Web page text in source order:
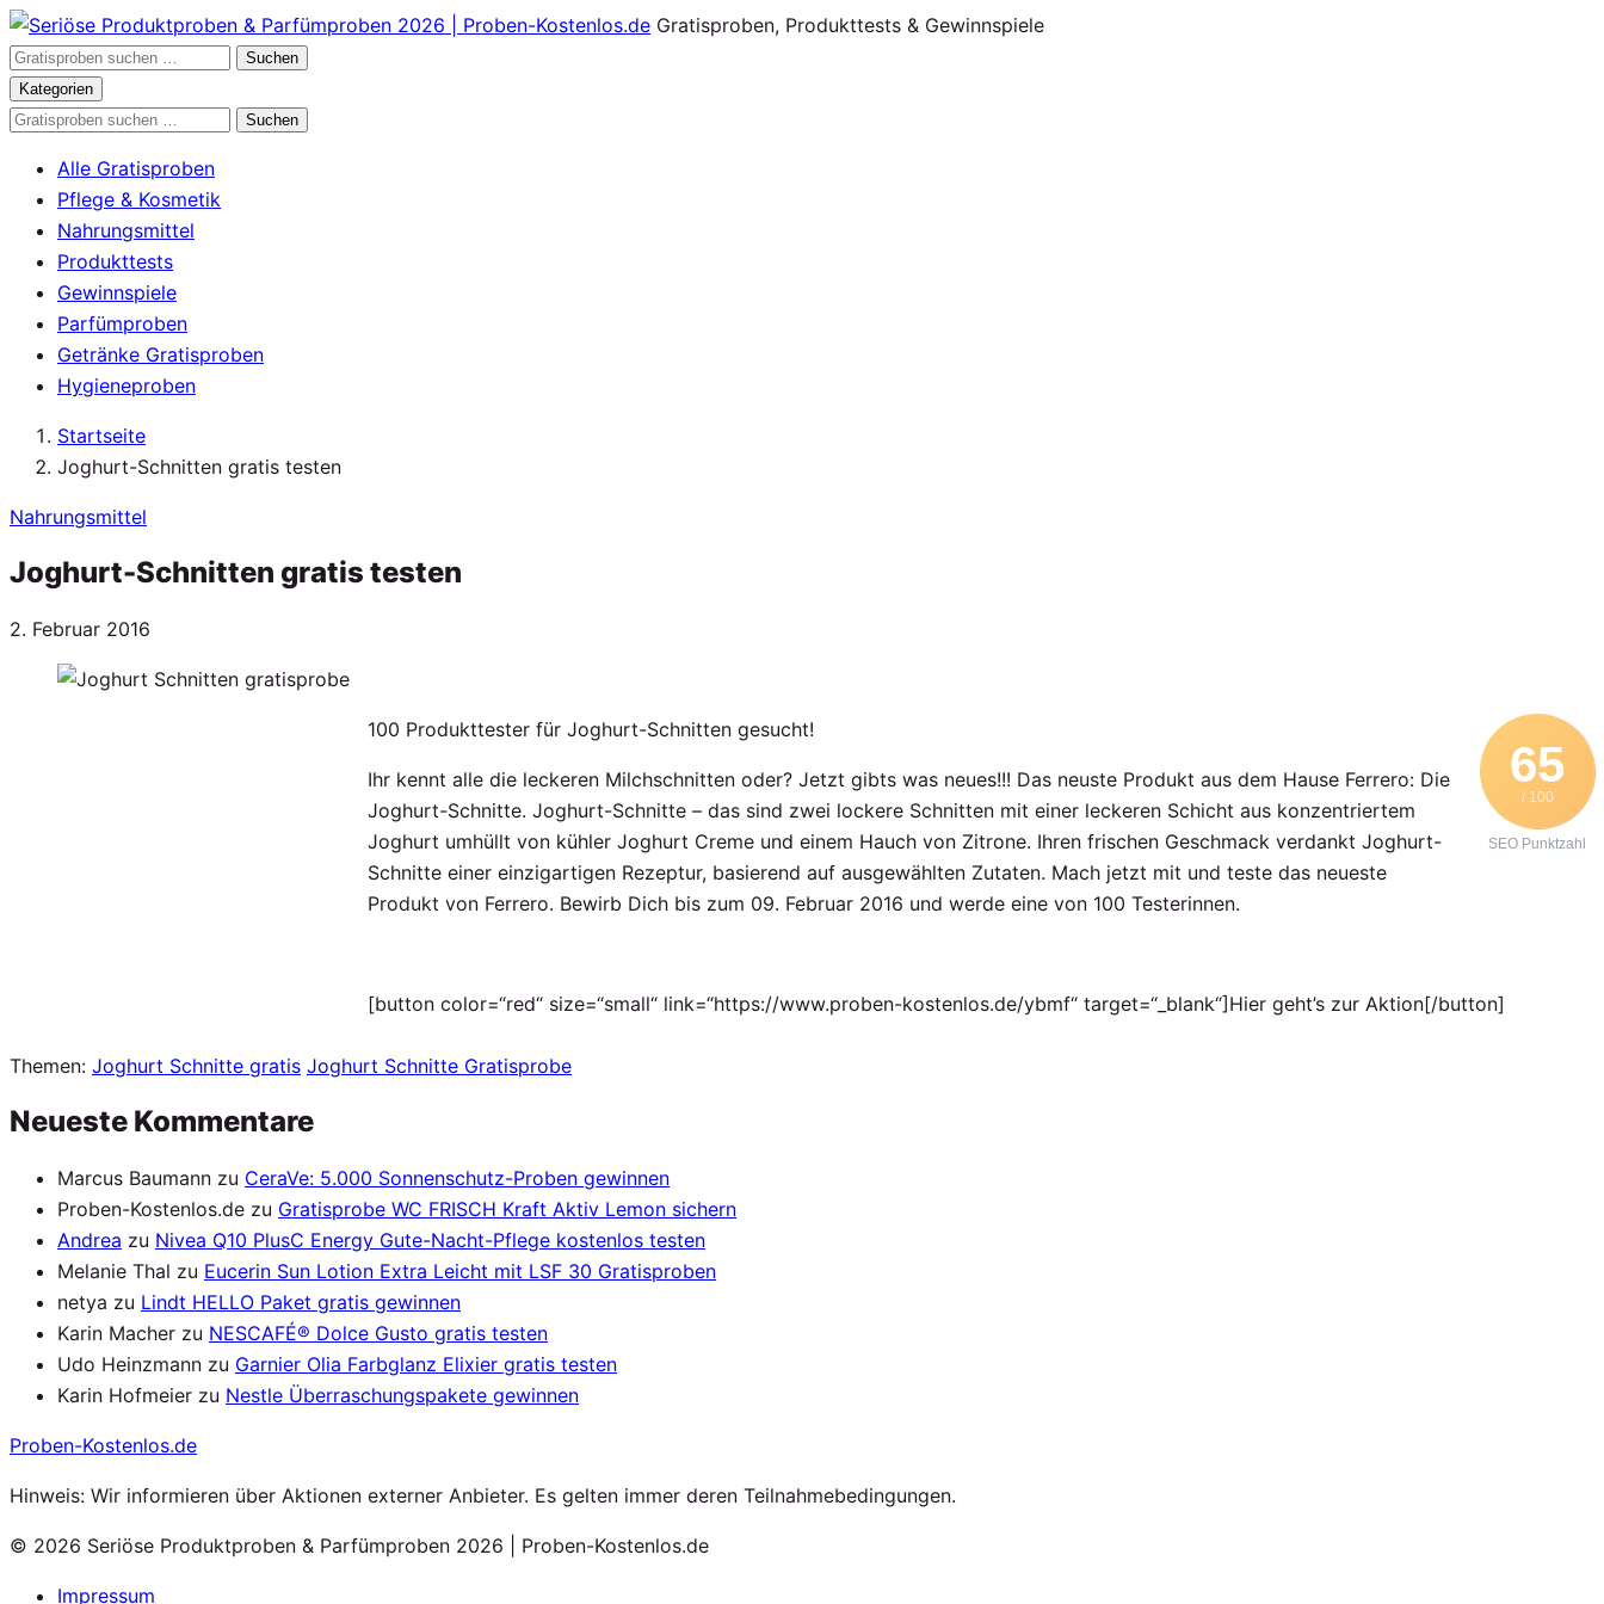
Zum
Inhalt
springen
Gratisproben, Produkttests & Gewinnspiele
Gratisproben
durchsuchen
Suchen
Kategorien
Gratisproben
Suchen
Alle Gratisproben
Pflege & Kosmetik
Nahrungsmittel
Produkttests
Gewinnspiele
Parfümproben
Getränke Gratisproben
Hygieneproben
Startseite
Joghurt-Schnitten gratis testen
Nahrungsmittel
Joghurt-Schnitten gratis testen
Veröffentlicht
2. Februar 2016
65
/ 100
SEO Punktzahl
100 Produkttester für Joghurt-Schnitten gesucht!
Ihr kennt alle die leckeren Milchschnitten oder? Jetzt gibts was neues!!! Das neuste Produkt aus dem Hause Ferrero: Die
Joghurt-Schnitte. Joghurt-Schnitte – das sind zwei lockere Schnitten mit einer leckeren Schicht aus konzentriertem
Joghurt umhüllt von kühler Joghurt Creme und einem Hauch von Zitrone. Ihren frischen Geschmack verdankt Joghurt-
Schnitte einer einzigartigen Rezeptur, basierend auf ausgewählten Zutaten. Mach jetzt mit und teste das neueste
Produkt von Ferrero. Bewirb Dich bis zum 09. Februar 2016 und werde eine von 100 Testerinnen.
[button color=“red“ size=“small“ link=“https://www.proben-kostenlos.de/ybmf“ target=“_blank“]Hier geht’s zur Aktion[/button]
Themen: Joghurt Schnitte gratis Joghurt Schnitte Gratisprobe
Neueste Kommentare
Marcus Baumann zu CeraVe: 5.000 Sonnenschutz-Proben gewinnen
Proben-Kostenlos.de zu Gratisprobe WC FRISCH Kraft Aktiv Lemon sichern
Andrea zu Nivea Q10 PlusC Energy Gute-Nacht-Pflege kostenlos testen
Melanie Thal zu Eucerin Sun Lotion Extra Leicht mit LSF 30 Gratisproben
netya zu Lindt HELLO Paket gratis gewinnen
Karin Macher zu NESCAFÉ® Dolce Gusto gratis testen
Udo Heinzmann zu Garnier Olia Farbglanz Elixier gratis testen
Karin Hofmeier zu Nestle Überraschungspakete gewinnen
Proben-Kostenlos.de
Hinweis: Wir informieren über Aktionen externer Anbieter. Es gelten immer deren Teilnahmebedingungen.
© 2026 Seriöse Produktproben & Parfümproben 2026 | Proben-Kostenlos.de
Impressum